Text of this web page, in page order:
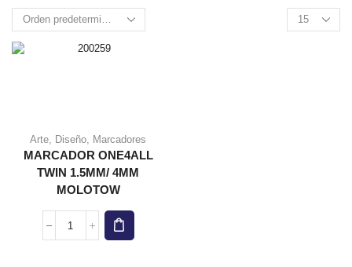
Products
per
Arte, Diseño, Marcadores
MARCADOR ONE4ALL
TWIN 1.5MM/ 4MM
MOLOTOW
MARCADOR